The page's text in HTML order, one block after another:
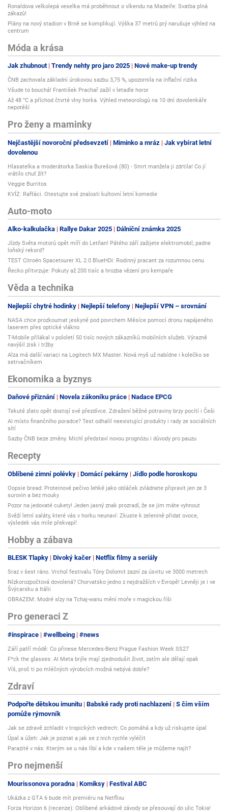
Ronaldova velkolepá veselka má proběhnout o víkendu na Madeiře: Svatba plná
zákazů!
Plány na nový stadion v Brně se komplikují. Výška 37 metrů prý narušuje výhled na
centrum
Móda a krása
Jak zhubnout Trendy nehty pro jaro 2025 Nové make-up trendy
ČNB zachovala základní úrokovou sazbu 3,75 %, upozornila na inflační rizika
Všude to bouchá! František Prachař zažil v letadle horor
Až 48 °C a příchod čtvrté vlny horka. Výhled meteorologů na 10 dní dovolenkáře
nepotěší
Pro ženy a maminky
Nejčastější novoroční předsevzetí Miminko a mráz
Jak vybírat letní
dovolenou
Hlasatelka a moderátorka Saskia Burešová (80) - Smrt manžela ji zdrtila! Co jí
vrátilo chuť žít?
Veggie Burritos
KVÍZ: Rafťáci. Otestujte své znalosti kultovní letní komedie
Auto-moto
Alko-kalkulačka Rallye Dakar 2025 Dálniční známka 2025
Jízdy Světa motorů opět míří do Letňan! Pátého září zažijete elektromobil, padne
loňský rekord?
TEST Citroën Spacetourer XL 2.0 BlueHDi: Rodinný pracant za rozumnou cenu
Řecko přitvrzuje: Pokuty až 200 tisíc a hrozba vězení pro kempaře
Věda a technika
Nejlepší chytré hodinky Nejlepší telefony Nejlepší VPN – srovnání
NASA chce prozkoumat jeskyně pod povrchem Měsíce pomocí dronu napájeného
laserem přes optické vlákno
T-Mobile přilákal v pololetí 50 tisíc nových zákazníků mobilních služeb. Výrazně
navýšil zisk i tržby
Alza má další variaci na Logitech MX Master. Nová myš už nabídne i kolečko se
setrvačníkem
Ekonomika a byznys
Daňové přiznání Novela zákoníku práce Nadace EPCG
Tekuté zlato opět dostojí své přezdívce. Zdražení běžné potraviny brzy pocítí i Češi
AI místo finančního poradce? Test odhalil neexistující produkty i rady ze sociálních
sítí
Sazby ČNB beze změny. Michl představí novou prognózu i důvody pro pauzu
Recepty
Oblíbené zimní polévky Domácí pekárny Jídlo podle horoskopu
Oopsie bread: Proteinové pečivo lehké jako obláček zvládnete připravit jen ze 3
surovin a bez mouky
Pozor na jedovaté cukety! Jeden jasný znak prozradí, že se jim máte vyhnout
Svěží letní saláty, které vás v horku neunaví: Zkuste k zelenině přidat ovoce,
výsledek vás mile překvapí!
Hobby a zábava
BLESK Tlapky Divoký kačer Netflix filmy a seriály
Sraz v šest ráno. Vrchol festivalu Tóny Dolomit zazní za úsvitu ve 3000 metrech
Nízkorozpočtová dovolená? Chorvatsko jedno z nejdražších v Evropě! Levněji je i ve
Švýcarsku a Itálii
OBRAZEM: Modré slzy na Tchaj-wanu mění moře v magickou říši
Pro generaci Z
#inspirace #wellbeing #news
Září patří módě: Co přinese Mercedes-Benz Prague Fashion Week SS27
F*ck the glasses: AI Meta brýle mají zjednodušit život, zatím ale dělají opak
Víš, proč ti po mléčných výrobcích možná nebývá dobře?
Zdraví
Podpořte dětskou imunitu Babské rady proti nachlazení S čím vším
pomůže rýmovník
Jak se zdravě zchladit v tropických vedrech: Co pomáhá a kdy už riskujete úpal
Úpal a úžeh: Jak je poznat a jak se z nich rychle vyléčit
Parazité v nás: Kterým se u nás líbí a kde v našem těle je můžeme najít?
Pro nejmenší
Mourissonova poradna Komiksy Festival ABC
Ukázka z GTA 6 bude mít premiéru na Netflixu
Forza Horizon 6 (recenze): Oblíbené arkádové závody se přesouvají do ulic Tokia!